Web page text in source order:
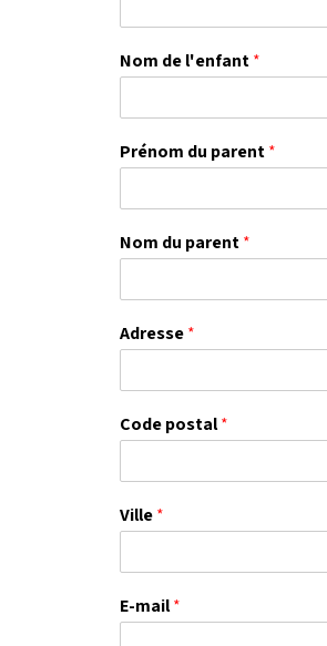
Nom de l'enfant*
Prénom du parent*
Nom du parent*
Adresse*
Code postal*
Ville*
E-mail*